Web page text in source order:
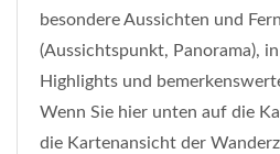
besondere Aussichten und
(Aussichtspunkt, Panorama),
Highlights und
Wenn Sie hier unten auf die
die Kartenansicht der